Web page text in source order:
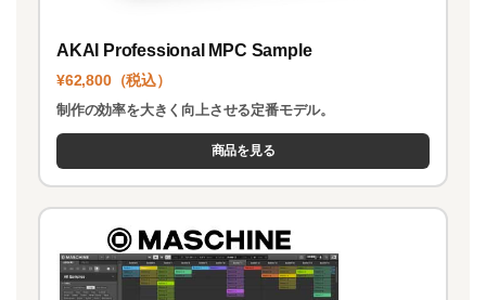
AKAI Professional MPC Sample
¥62,800（税込）
制作の効率を大きく向上させる定番モデル。
商品を見る